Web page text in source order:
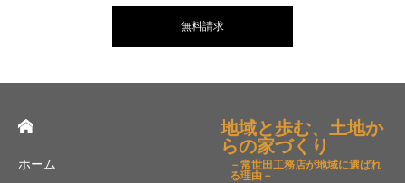
無料請求
ホーム
地域と歩む、土地か
らの家づくり
－常世田工務店が地域に選ばれ
る理由－